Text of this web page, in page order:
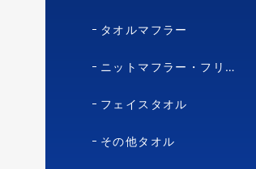
タオルマフラー
ニットマフラー・フリースマフラー
フェイスタオル
その他タオル